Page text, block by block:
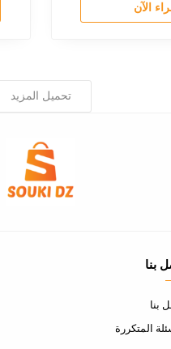
الآن
تحميل المزيد
بنا
بنا
المتكررة